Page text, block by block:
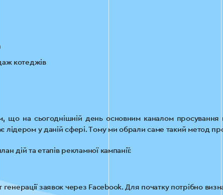
!Увага, чинності набрали нові
котеджів
на сьогоднішній день основним каналом просування
лідером у даній сфері. Тому ми обрали саме такий метод
дій та етапів рекламної кампанії:
заявок через Facebook. Для початку потрібно